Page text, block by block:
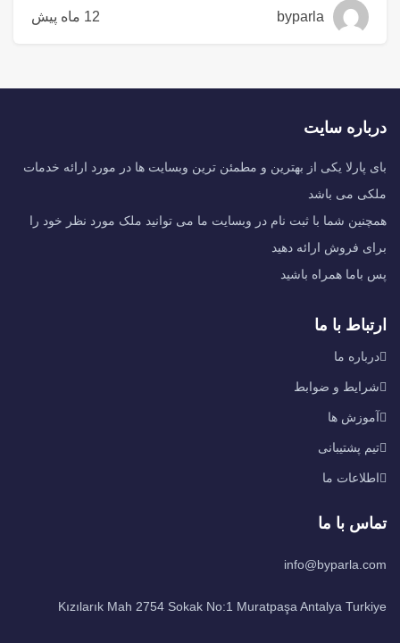
byparla 12 ماه پیش
درباره سایت
بای پارلا یکی از بهترین و مطمئن ترین وبسایت ها در مورد ارائه خدمات
ملکی می باشد
همچنین شما با ثبت نام در وبسایت ما می توانید ملک مورد نظر خود را
برای فروش ارائه دهید
پس باما همراه باشید
ارتباط با ما
درباره ما
شرایط و ضوابط
آموزش ها
تیم پشتیبانی
اطلاعات ما
تماس با ما
info@byparla.com
Kızılarık Mah 2754 Sokak No:1 Muratpaşa Antalya Turkiye